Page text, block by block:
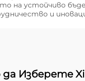
на устойчиво
и
Изберете